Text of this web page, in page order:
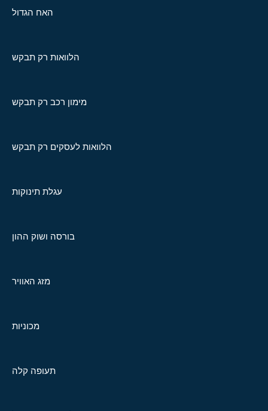
האח הגדול
הלוואות רק תבקש
מימון רכב רק תבקש
הלוואות לעסקים רק תבקש
עגלת תינוקות
בורסה ושוק ההון
מזג האוויר
מכוניות
תעופה קלה